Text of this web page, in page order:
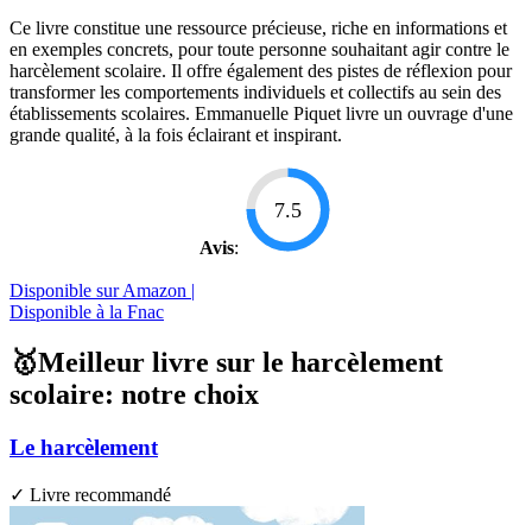
Ce livre constitue une ressource précieuse, riche en informations et
en exemples concrets, pour toute personne souhaitant agir contre le
harcèlement scolaire. Il offre également des pistes de réflexion pour
transformer les comportements individuels et collectifs au sein des
établissements scolaires. Emmanuelle Piquet livre un ouvrage d'une
grande qualité, à la fois éclairant et inspirant.
Avis:
7.5
Disponible sur Amazon |
Disponible à la Fnac
🥇Meilleur livre sur le harcèlement
scolaire: notre choix
Le harcèlement
✓ Livre recommandé